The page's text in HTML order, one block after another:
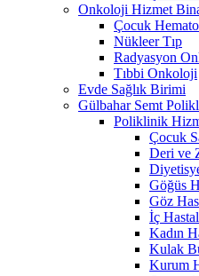
Onkoloji Hizmet
Çocuk
Nükleer Tıp
Radyasyon
Tıbbi Onkoloji
Evde Sağlık Birimi
Gülbahar Semt
Poliklinik
Çocuk
Deri ve
Göğüs
Göz
İç
Kadın
Kulak
Kurum